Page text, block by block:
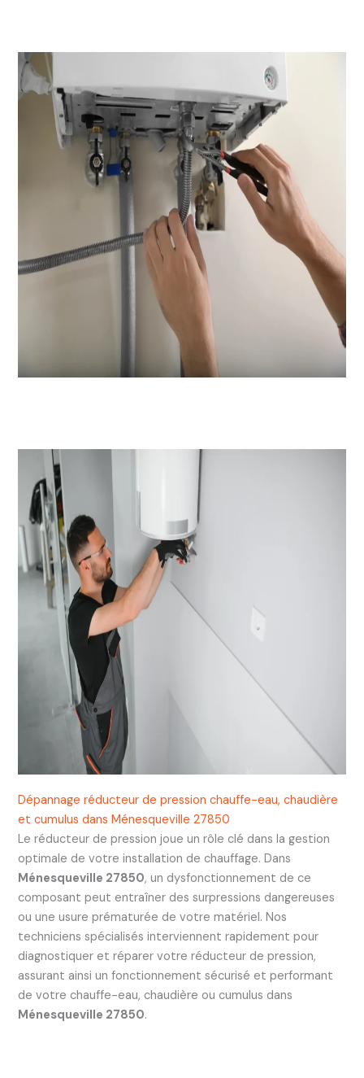
Dépannage réducteur de pression chauffe-eau, chaudière
et cumulus dans Ménesqueville 27850
Le réducteur de pression joue un rôle clé dans la gestion
optimale de votre installation de chauffage. Dans
Ménesqueville 27850, un dysfonctionnement de ce
composant peut entraîner des surpressions dangereuses
ou une usure prématurée de votre matériel. Nos
techniciens spécialisés interviennent rapidement pour
diagnostiquer et réparer votre réducteur de pression,
assurant ainsi un fonctionnement sécurisé et performant
de votre chauffe-eau, chaudière ou cumulus dans
Ménesqueville 27850.